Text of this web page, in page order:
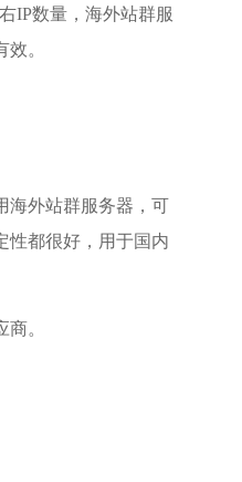
IP数量，海外站群服
。
海外站群服务器，可
性都很好，用于国内
。